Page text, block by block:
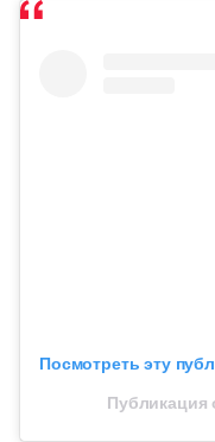
Посмотреть эту
Публикация